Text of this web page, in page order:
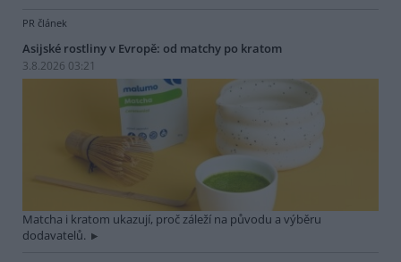
PR článek
Asijské rostliny v Evropě: od matchy po kratom
3.8.2026 03:21
Matcha i kratom ukazují, proč záleží na původu a výběru
dodavatelů.